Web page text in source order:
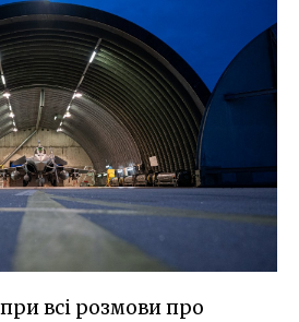
всі розмови про